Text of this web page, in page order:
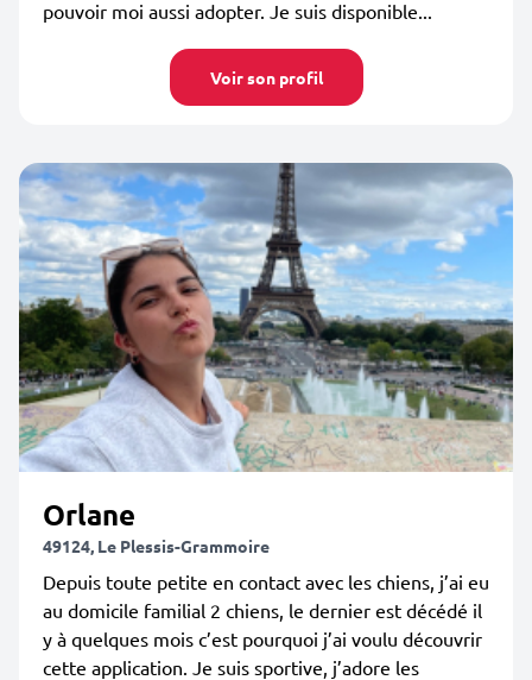
pouvoir moi aussi adopter. Je suis disponible...
Voir son profil
Orlane
49124, Le Plessis-Grammoire
Depuis toute petite en contact avec les chiens, j’ai eu
au domicile familial 2 chiens, le dernier est décédé il
y à quelques mois c’est pourquoi j’ai voulu découvrir
cette application. Je suis sportive, j’adore les